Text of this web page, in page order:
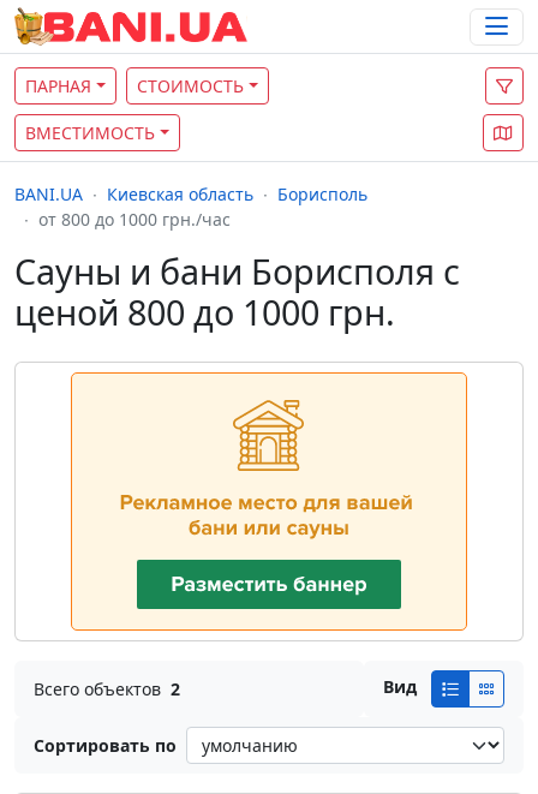
ПАРНАЯ СТОИМОСТЬ
ВМЕСТИМОСТЬ
BANI.UA Киевская область
Борисполь
от 800 до 1000 грн./час
Сауны и бани Борисполя с
ценой 800 до 1000 грн.
Всего объектов 2 Вид
Сортировать по